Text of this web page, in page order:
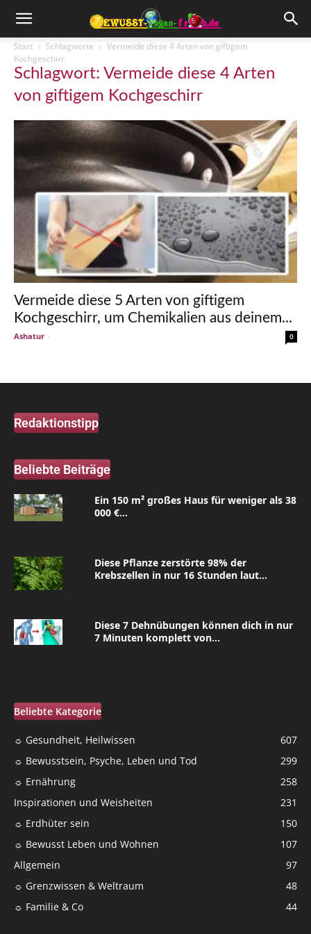
Start Schlagworte
Vermeide diese 4 Arten von giftigem
Kochgeschirr
Schlagwort: Vermeide diese 4 Arten
von giftigem Kochgeschirr
Vermeide diese 5 Arten von giftigem
Kochgeschirr, um Chemikalien aus deinem...
Ashatur - 0
Redaktionstipp
Beliebte Beiträge
Ein 150 m² großes Haus für weniger als 38
000 €...
Diese Pflanze zerstörte 98% der
Krebszellen in nur 16 Stunden laut...
Diese 7 Dehnübungen können dich in nur
7 Minuten komplett von...
Beliebte Kategorie
☼ Gesundheit, Heilwissen
607
☼ Bewusstsein, Psyche, Leben und Tod
299
☼ Ernährung
258
Inspirationen und Weisheiten
231
☼ Erdhüter sein
150
☼ Bewusst Leben und Wohnen
107
Allgemein
97
☼ Grenzwissen & Weltraum
48
☼ Familie & Co
44